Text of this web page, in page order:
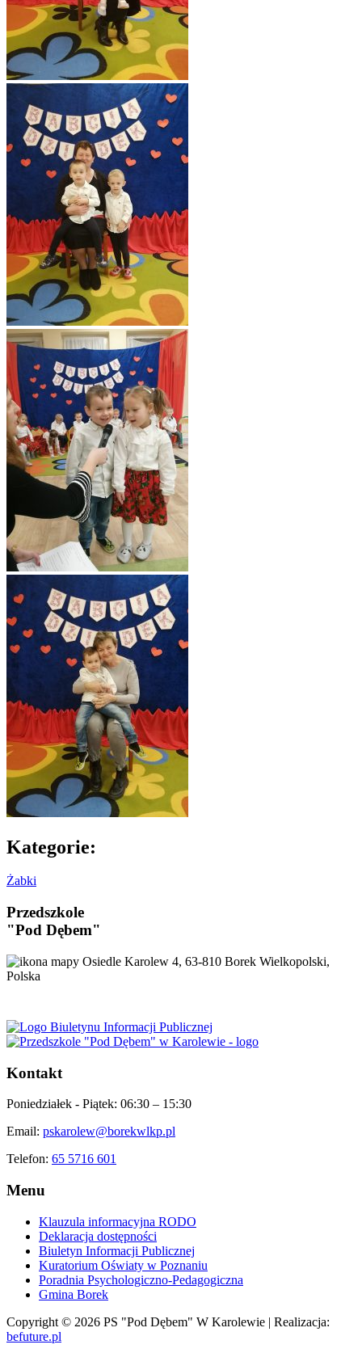
Kategorie:
Żabki
Przedszkole
"Pod Dębem"
Osiedle Karolew 4, 63-810 Borek Wielkopolski,
Polska
Kontakt
Poniedziałek - Piątek: 06:30 – 15:30
Email: pskarolew@borekwlkp.pl
Telefon: 65 5716 601
Menu
Klauzula informacyjna RODO
Deklaracja dostępności
Biuletyn Informacji Publicznej
Kuratorium Oświaty w Poznaniu
Poradnia Psychologiczno-Pedagogiczna
Gmina Borek
Copyright © 2026 PS "Pod Dębem" W Karolewie | Realizacja:
befuture.pl